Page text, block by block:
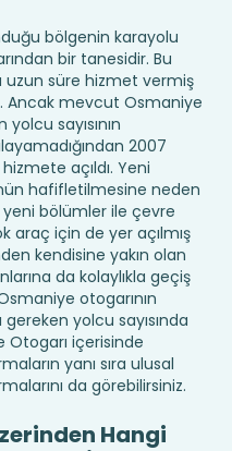
bölgenin karayolu
bir tanesidir. Bu
uzun süre hizmet vermiş
Ancak mevcut Osmaniye
sayısının
2007
açıldı. Yeni
hafifletilmesine neden
bölümler ile çevre
araç için de yer açılmış
kendisine yakın olan
da kolaylıkla geçiş
otogarının
yolcu sayısında
Otogarı içerisinde
yanı sıra ulusal
da görebilirsiniz.
Hangi